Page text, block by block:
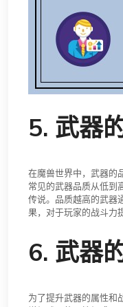
5. 武器
在魔兽世界中，武器的
常见的武器品质从低到
传说。品质越高的武器
果，对于玩家的战斗力
6. 武器
为了提升武器的属性和